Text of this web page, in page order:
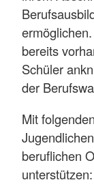
bereits
Schüler
der
Mit
beruflichen
unterstützen: